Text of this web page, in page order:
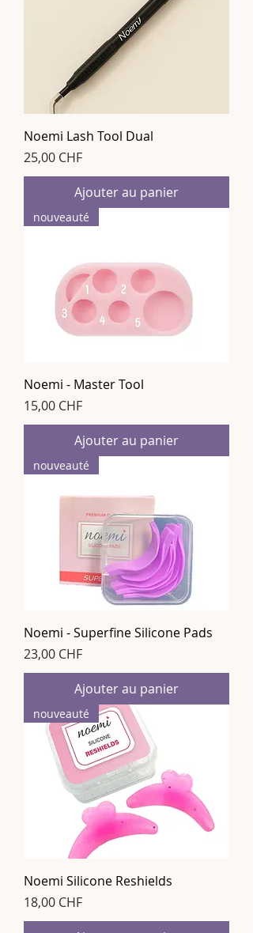
Noemi Lash Tool Dual
Prix
25,00 CHF
Ajouter au panier
nouveauté
Noemi - Master Tool
Prix
15,00 CHF
Ajouter au panier
nouveauté
Noemi - Superfine Silicone Pads
Prix
23,00 CHF
Ajouter au panier
nouveauté
Noemi Silicone Reshields
Prix
18,00 CHF